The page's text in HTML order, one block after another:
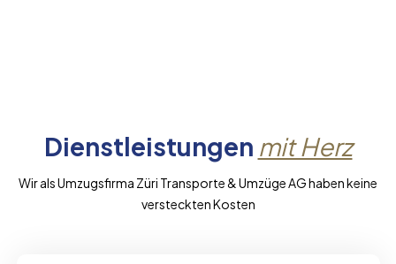
Dienstleistungen mit Herz
Wir als Umzugsfirma Züri Transporte & Umzüge AG haben keine
versteckten Kosten